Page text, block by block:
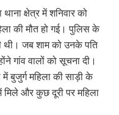
क्षेत्र में शनिवार को
की मौत हो गई। पुलिस के
जब शाम को उनके पति
गांव वालों को सूचना दी।
बुजुर्ग महिला की साड़ी के
और कुछ दूरी पर महिला